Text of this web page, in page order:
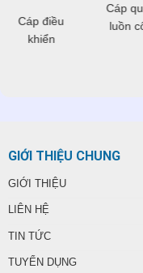
Cáp điều
khiển
Cáp
luồn
GIỚI THIỆU CHUNG
GIỚI THIỆU
LIÊN HỆ
TIN TỨC
TUYỂN DỤNG